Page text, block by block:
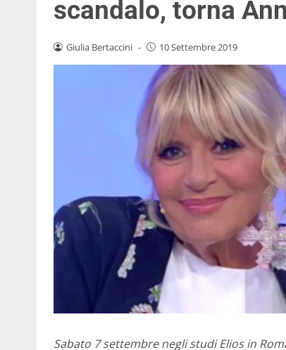
scandalo, torna
Giulia Bertaccini - 10 Settembre 2019
Sabato 7 settembre negli studi Elios in